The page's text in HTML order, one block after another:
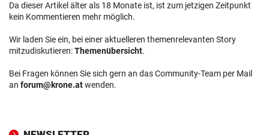
Da dieser Artikel älter als 18 Monate ist, ist zum jetzigen Zeitpunkt
kein Kommentieren mehr möglich.
Wir laden Sie ein, bei einer aktuelleren themenrelevanten Story
mitzudiskutieren:Themenübersicht.
Bei Fragen können Sie sich gern an das Community-Team per Mail
an forum@krone.atwenden.